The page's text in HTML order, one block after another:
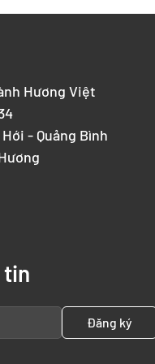
Hương Việt
- Quảng Bình
tin